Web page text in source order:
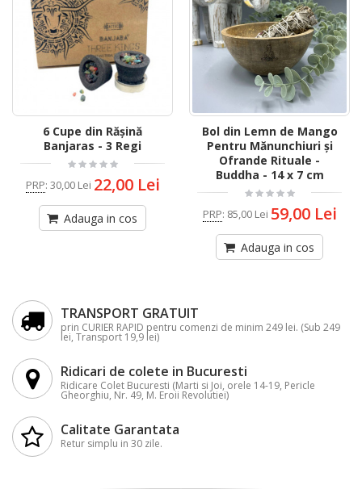
6 Cupe din Rășină
Banjaras - 3 Regi
PRP: 30,00 Lei 22,00 Lei
Adauga in cos
Bol din Lemn de Mango
Pentru Mănunchiuri și
Ofrande Rituale -
Buddha - 14 x 7 cm
PRP: 85,00 Lei 59,00 Lei
Adauga in cos
TRANSPORT GRATUIT
prin CURIER RAPID pentru comenzi de minim 249 lei. (Sub 249
lei, Transport 19,9 lei)
Ridicari de colete in Bucuresti
Ridicare Colet Bucuresti (Marti si Joi, orele 14-19, Pericle
Gheorghiu, Nr. 49, M. Eroii Revolutiei)
Calitate Garantata
Retur simplu in 30 zile.